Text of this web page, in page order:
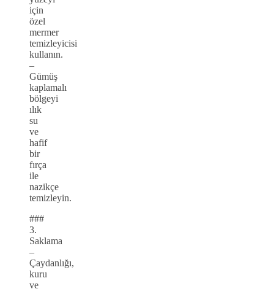
için
özel
mermer
temizleyicisi
kullanın.
–
Gümüş
kaplamalı
bölgeyi
ılık
su
ve
hafif
bir
fırça
ile
nazikçe
temizleyin.
###
3.
Saklama
–
Çaydanlığı,
kuru
ve